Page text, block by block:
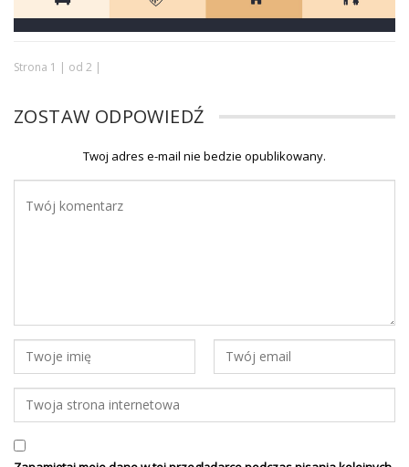
Strona 1 | od 2 |
ZOSTAW ODPOWIEDŹ
Twoj adres e-mail nie bedzie opublikowany.